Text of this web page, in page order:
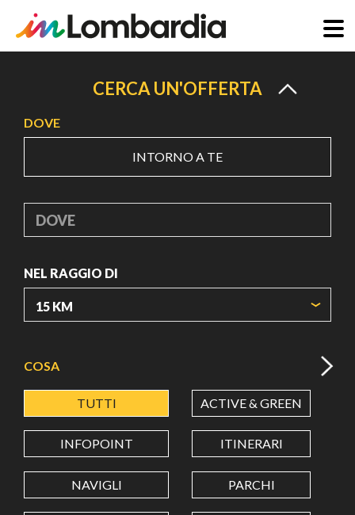
principale
CERCA UN'OFFERTA
DOVE
INTORNO A TE
DOVE
NEL RAGGIO DI
LATITUDINE
LONGITUDINE
COSA
TUTTI ACTIVE & GREEN
INFOPOINT ITINERARI
NAVIGLI PARCHI